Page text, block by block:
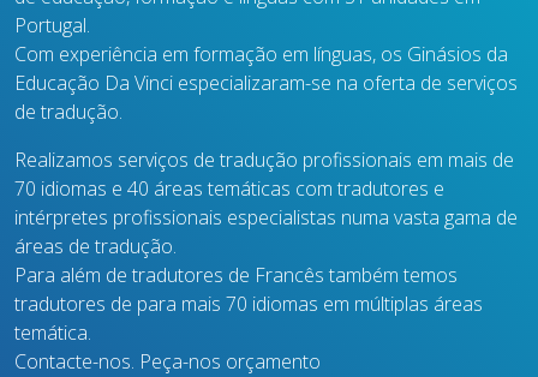
Portugal.
Com experiência em formação em línguas, os Ginásios da
Educação Da Vinci especializaram-se na oferta de serviços
de tradução.
Realizamos serviços de tradução profissionais em mais de
70 idiomas e 40 áreas temáticas com tradutores e
intérpretes profissionais especialistas numa vasta gama de
áreas de tradução.
Para além de tradutores de Francês também temos
tradutores de para mais 70 idiomas em múltiplas áreas
temática.
Contacte-nos. Peça-nos orçamento